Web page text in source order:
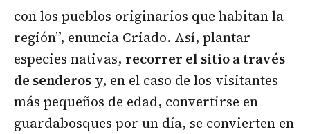
con los pueblos originarios que habitan la
región”, enuncia Criado. Así, plantar
especies nativas, recorrer el sitio a través
de senderos y, en el caso de los visitantes
más pequeños de edad, convertirse en
guardabosques por un día, se convierten en